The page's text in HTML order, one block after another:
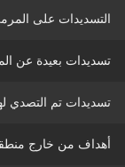
التسديدات على
تسديدات بعيدة عن
تسديدات تم التصدي
أهداف من خارج